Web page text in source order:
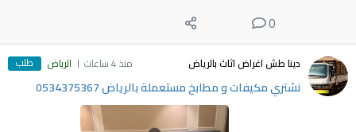
0
دينا طش اغراض اثاث بالرياض منذ 4 ساعات الرياض طلب
نشتري مكيفات و مطابخ مستعملة بالرياض 0534375367